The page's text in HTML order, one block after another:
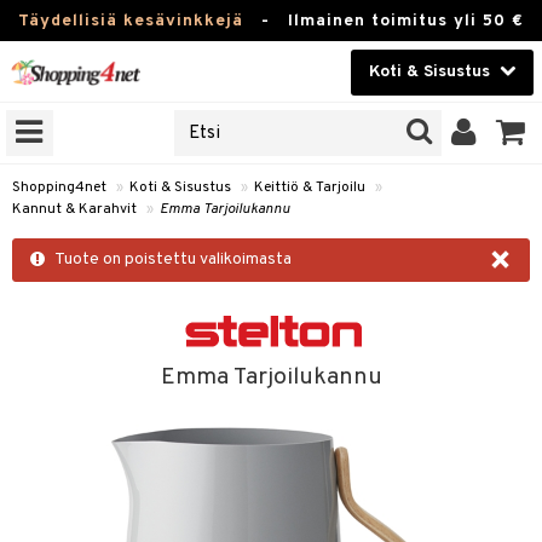
Täydellisiä kesävinkkejä - Ilmainen toimitus yli 50 €
Koti & Sisustus
Kauneudenhoito
Piilolinssit
Apteekki
Koti & Sisustus
Lelut, Lapsi & Vauva
Tuotemerkkejä
Shopping4net » Koti & Sisustus » Keittiö & Tarjoilu
»
Kannut & Karahvit » Emma Tarjoilukannu
×
Tuote on poistettu valikoimasta
Emma Tarjoilukannu
Tee & Espresso